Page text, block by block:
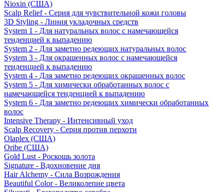
Nioxin (США)
Scalp Relief - Серия для чувствительной кожи головы
3D Styling - Линия укладочных средств
System 1 - Для натуральных волос с намечающейся
тенденцией к выпадению
System 2 - Для заметно редеющих натуральных волос
System 3 - Для окрашенных волос с намечающейся
тенденцией к выпадению
System 4 - Для заметно редеющих окрашенных волос
System 5 - Для химически обработанных волос с
намечающейся тенденцией к выпадению
System 6 - Для заметно редеющих химически обработанных
волос
Intensive Therapy - Интенсивный уход
Scalp Recovery - Серия против перхоти
Olaplex (США)
Oribe (США)
Gold Lust - Роскошь золота
Signature - Вдохновение дня
Hair Alchemy - Сила Возрождения
Beautiful Color - Великолепие цвета